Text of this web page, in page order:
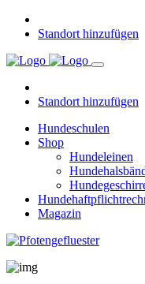
Standort hinzufügen
Standort hinzufügen
Hundeschulen
Shop
Hundeleinen
Magazin